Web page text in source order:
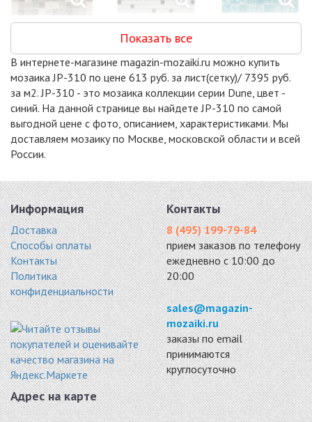
BL8211
7110 руб. / кв.м.
FIANIT
стекло 300x300
8200 руб. / кв.м.
LAZURIT
8240 руб. / кв.м.
ANTRACIT
8291 руб. / кв.м.
8370 руб. / кв.м.
-15%
305x305
8748 руб. / кв.м.
-11%
STRIKE BLACK
стекло 300x300
8781 руб. / кв.м.
-18%
VESTA BLACK 8
ММ.
стекло 300x300
9020 руб. / кв.м.
-18%
VESTA WHITE 8
ММ.
стекло 300x300
9476 руб. / кв.м.
-15% -15% -20%
Показать все
В интернете-магазине magazin-mozaiki.ru можно купить
мозаика JP-310 по цене 613 руб. за лист(сетку)/ 7395 руб.
за м2. JP-310 - это мозаика коллекции серии Dune, цвет -
синий. На данной странице вы найдете JP-310 по самой
выгодной цене с фото, описанием, характеристиками. Мы
доставляем мозаику по Москве, московской области и всей
России.
Информация
Доставка
Способы оплаты
Контакты
Политика
конфиденциальности
Контакты
8 (495) 199-79-84
прием заказов по телефону
ежедневно с 10:00 до
20:00
sales@magazin-
mozaiki.ru
заказы по email
принимаются
круглосуточно
Адрес на карте